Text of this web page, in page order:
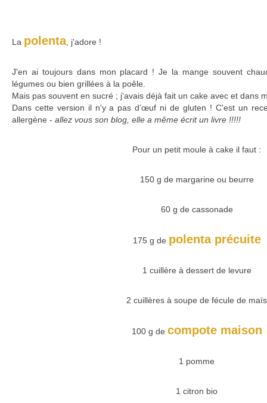
La polenta, j'adore !
J'en ai toujours dans mon placard ! Je la mange souvent
légumes ou bien grillées à la poêle.
Mais pas souvent en sucré ; j'avais déjà fait un cake avec et dans
Dans cette version il n'y a pas d’œuf ni de gluten ! C'est un
allergène - allez vous son blog, elle a même écrit un livre !!!!!
Pour un petit moule à cake il faut :
150 g de margarine ou beurre
60 g de cassonade
175 g de polenta précuite
1 cuillère à dessert de levure
2 cuillères à soupe de fécule de maïs
100 g de compote maison
1 pomme
1 citron bio